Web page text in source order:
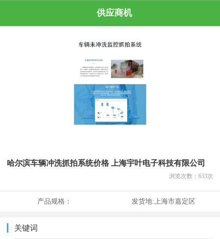
供应商机
哈尔滨车辆冲洗抓拍系统价格 上海宇叶电子科技有限公司
浏览次数： 633次
产品规格： 发货地:上海市嘉定区
关键词